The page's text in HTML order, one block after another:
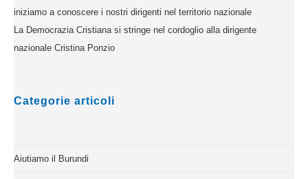
iniziamo a conoscere i nostri dirigenti nel territorio nazionale
La Democrazia Cristiana si stringe nel cordoglio alla dirigente
nazionale Cristina Ponzio
Categorie articoli
Aiutiamo il Burundi